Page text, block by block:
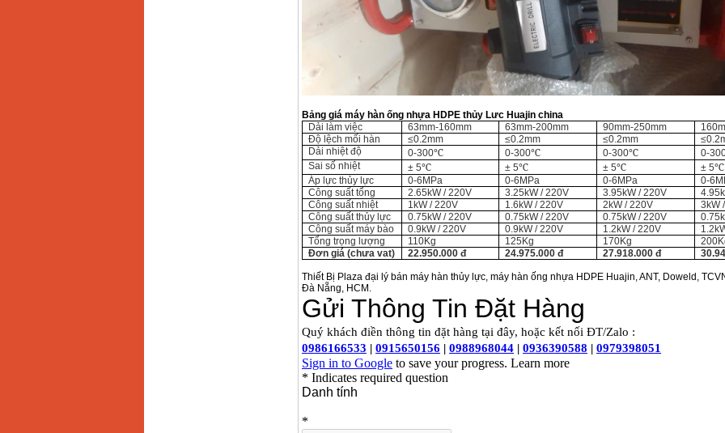
Bảng giá máy hàn ống nhựa HDPE thủy Lưc Huajin china
Dải làm việc
63mm-160mm 63mm-200mm 90mm-250mm
Độ lệch mối hàn
≤0.2mm ≤0.2mm ≤0.2mm
Dải nhiệt độ
0-300℃ 0-300℃ 0-300℃ 0-
Sai số nhiệt ± 5℃ ± 5℃ ± 5℃ ± 5℃
Áp lực thủy lực 0-6MPa 0-6MPa 0-6MPa
0-
Công suất tổng
2.65kW / 220V 3.25kW / 220V 3.95kW / 220V
Công suất nhiệt
1kW / 220V 1.6kW / 220V 2kW / 220V
3kW
Công suất thủy lực
0.75kW / 220V 0.75kW / 220V 0.75kW / 220V
Công suất máy bào
0.9kW / 220V 0.9kW / 220V 1.2kW / 220V
Tổng trọng lượng
110Kg 125Kg 170Kg
Đơn giá (chưa vat)
22.950.000 đ 24.975.000 đ 27.918.000 đ
Thiết Bị Plaza đại lý bán máy hàn thủy lực, máy hàn ống nhựa HDPE Huajin, ANT, Doweld,
Đà Nẵng, HCM.